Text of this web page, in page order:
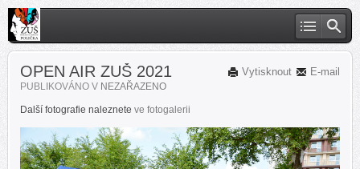
E-mail
Vytisknout
OPEN AIR ZUŠ 2021
PUBLIKOVÁNO V NEZAŘAZENO
Další fotografie naleznete ve fotogalerii